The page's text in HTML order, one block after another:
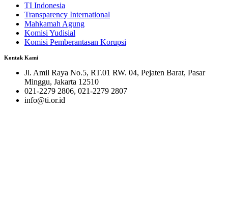
TI Indonesia
Transparency International
Mahkamah Agung
Komisi Yudisial
Komisi Pemberantasan Korupsi
Kontak Kami
Jl. Amil Raya No.5, RT.01 RW. 04, Pejaten Barat, Pasar
Minggu, Jakarta 12510
021-2279 2806, 021-2279 2807
info@ti.or.id